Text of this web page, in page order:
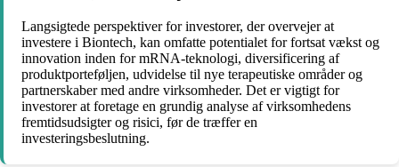
Langsigtede perspektiver for investorer, der overvejer at
investere i Biontech, kan omfatte potentialet for fortsat vækst og
innovation inden for mRNA-teknologi, diversificering af
produktporteføljen, udvidelse til nye terapeutiske områder og
partnerskaber med andre virksomheder. Det er vigtigt for
investorer at foretage en grundig analyse af virksomhedens
fremtidsudsigter og risici, før de træffer en
investeringsbeslutning.